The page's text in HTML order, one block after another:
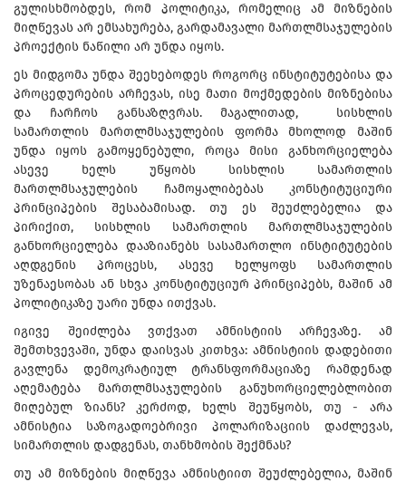
გულისხმობდეს, რომ პოლიტიკა, რომელიც ამ მიზნების
მიღწევას არ ემსახურება, გარდამავალი მართლმსაჯულების
პროექტის ნაწილი არ უნდა იყოს.
ეს მიდგომა უნდა შეეხებოდეს როგორც ინსტიტუტებისა და
პროცედურების არჩევას, ისე მათი მოქმედების მიზნებისა
და ჩარჩოს განსაზღვრას. მაგალითად, სისხლის
სამართლის მართლმსაჯულების ფორმა მხოლოდ მაშინ
უნდა იყოს გამოყენებული, როცა მისი განხორციელება
ასევე ხელს უწყობს სისხლის სამართლის
მართლმსაჯულების ჩამოყალიბებას კონსტიტუციური
პრინციპების შესაბამისად. თუ ეს შეუძლებელია და
პირიქით, სისხლის სამართლის მართლმსაჯულების
განხორციელება დააზიანებს სასამართლო ინსტიტუტების
აღდგენის პროცესს, ასევე ხელყოფს სამართლის
უზენაესობას ან სხვა კონსტიტუციურ პრინციპებს, მაშინ ამ
პოლიტიკაზე უარი უნდა ითქვას.
იგივე შეიძლება ვთქვათ ამნისტიის არჩევაზე. ამ
შემთხვევაში, უნდა დაისვას კითხვა: ამნისტიის დადებითი
გავლენა დემოკრატიულ ტრანსფორმაციაზე რამდენად
აღემატება მართლმსაჯულების განუხორციელებლობით
მიღებულ ზიანს? კერძოდ, ხელს შეუწყობს, თუ - არა
ამნისტია საზოგადოებრივი პოლარიზაციის დაძლევას,
სიმართლის დადგენას, თანხმობის შექმნას?
თუ ამ მიზნების მიღწევა ამნისტიით შეუძლებელია, მაშინ